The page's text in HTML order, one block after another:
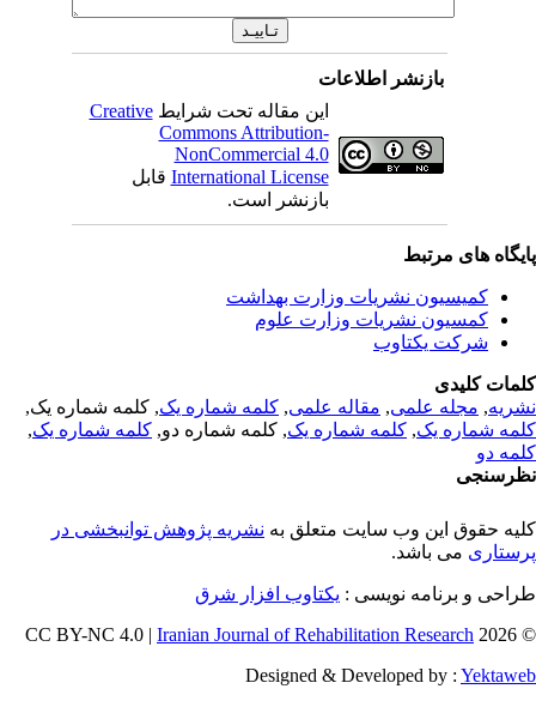
بازنشر اطلاعات
این مقاله تحت شرایطCreative
Commons Attribution-
NonCommercial 4.0
International Licenseقابل
بازنشر است.
های مرتبط
کمیسیون نشریات وزارت بهداشت
کمسیون نشریات وزارت علوم
شرکت یکتاوب
کلیدی
,مجله علمی, مقاله علمی, کلمه شماره یک, کلمه شماره یک,
شماره یک,کلمه شماره یک, کلمه شماره دو,کلمه شماره یک,
دو
حقوق این وب سایت متعلق بهنشریه پژوهش توانبخشی در
می باشد.
و برنامه نویسی : یکتاوب افزار شرق
©
Iranian Journal of Rehabilitation Research
Designed & Developed by :